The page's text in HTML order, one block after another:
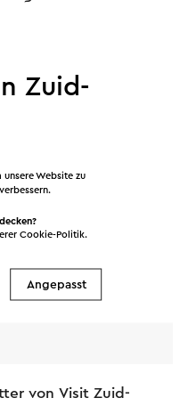
von Visit Zuid-
Zuid-
Website zu
Cookie-Politik
Angepasst